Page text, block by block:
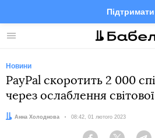
Меню
Підтримати
Facebook
Новини
PayPal скоротить 2 000
через ослаблення
Автор:
Анна Холоднова Дата:
08:42, 01 лютого 2023